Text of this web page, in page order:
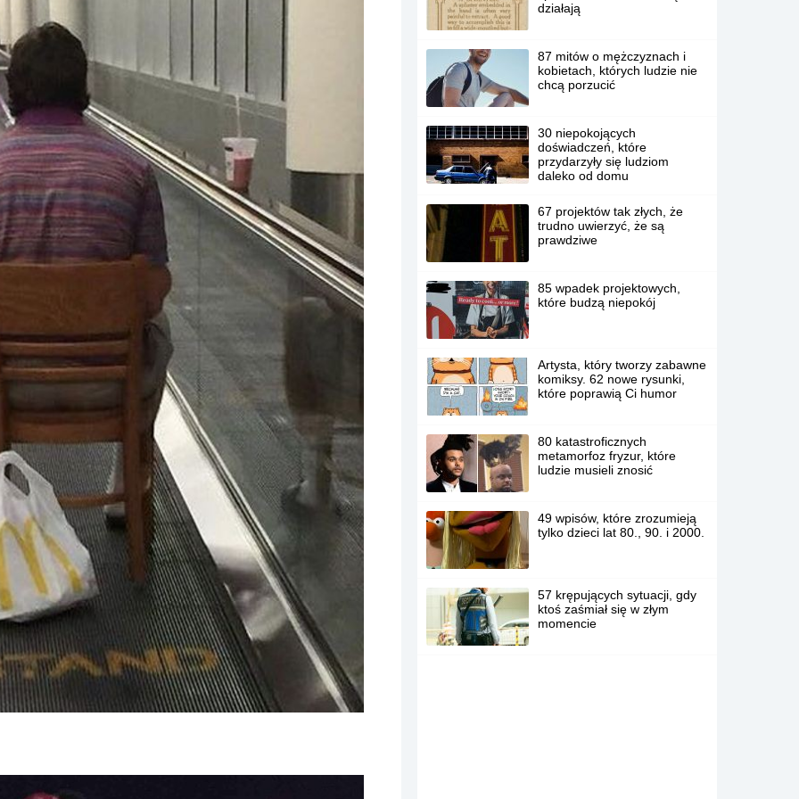
działają
87 mitów o mężczyznach i
kobietach, których ludzie nie
chcą porzucić
30 niepokojących
doświadczeń, które
przydarzyły się ludziom
daleko od domu
67 projektów tak złych, że
trudno uwierzyć, że są
prawdziwe
85 wpadek projektowych,
które budzą niepokój
Artysta, który tworzy zabawne
komiksy. 62 nowe rysunki,
które poprawią Ci humor
80 katastroficznych
metamorfoz fryzur, które
ludzie musieli znosić
49 wpisów, które zrozumieją
tylko dzieci lat 80., 90. i 2000.
57 krępujących sytuacji, gdy
ktoś zaśmiał się w złym
momencie